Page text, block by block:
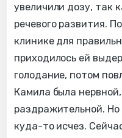
увеличили дозу, так
речевого развития.
клинике для
приходилось ей
голодание, потом
Камила была
раздражительной.
куда-то исчез.